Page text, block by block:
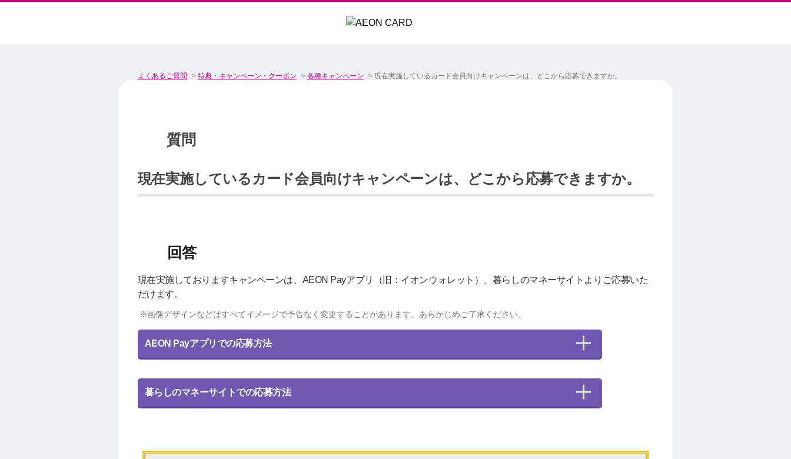
よくあるご質問 > 特典・キャンペーン・クーポン > 各種キャンペーン > 現在実施しているカード会員向けキャンペーンは、どこから応募できますか。
現在実施しているカード会員向けキャンペーンは、どこから応募できますか。
現在実施しておりますキャンペーンは、AEON Payアプリ（旧：イオンウォレット）、暮らしのマネーサイトよりご応募いた
だけます。
画像デザインなどはすべてイメージで予告なく変更することがあります。あらかじめご了承ください。
AEON Payアプリでの応募方法
暮らしのマネーサイトでの応募方法